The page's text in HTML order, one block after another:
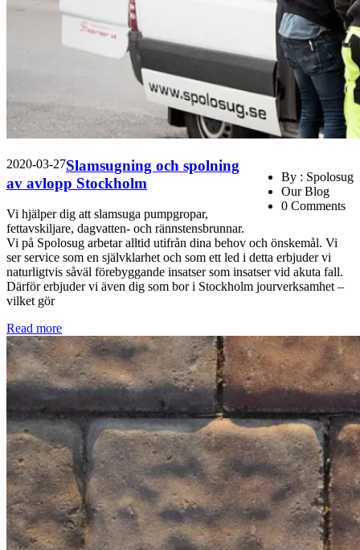
2020-03-27
By : Spolosug
Our Blog
0 Comments
Slamsugning och spolning
av avlopp Stockholm
Vi hjälper dig att slamsuga pumpgropar,
fettavskiljare, dagvatten- och rännstensbrunnar.
Vi på Spolosug arbetar alltid utifrån dina behov och önskemål. Vi
ser service som en självklarhet och som ett led i detta erbjuder vi
naturligtvis såväl förebyggande insatser som insatser vid akuta fall.
Därför erbjuder vi även dig som bor i Stockholm jourverksamhet –
vilket gör
Read more